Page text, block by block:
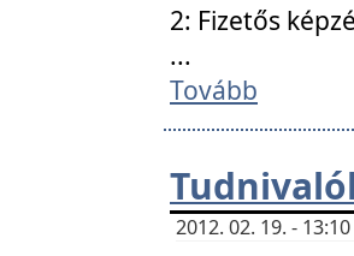
2: Fizetős
...
Tovább
2012. 02. 19. -